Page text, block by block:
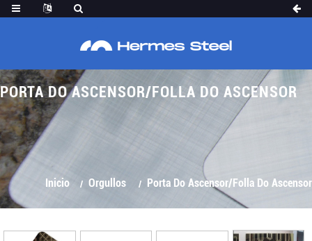
PORTA DO ASCENSOR/FOLLA DO ASCENSOR
Inicio Orgullos Porta Do Ascensor/Folla Do Ascensor